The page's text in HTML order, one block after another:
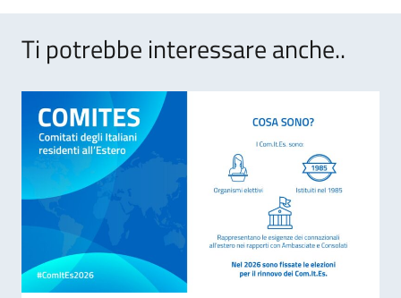
Ti potrebbe interessare anche..